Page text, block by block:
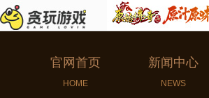
官网首页
HOME
新闻中心
NEWS